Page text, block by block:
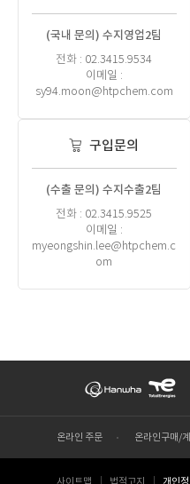
(국내 문의) 수지영업2팀
전화 : 02.3415.9534
이메일 :
sy94.moon@htpchem.com
구입문의
(수출 문의) 수지수출2팀
전화 : 02.3415.9525
이메일 :
myeongshin.lee@htpchem.c
om
온라인 주문 온라인구매/